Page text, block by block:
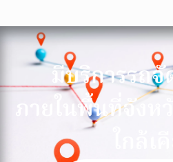
มีบริการรถจั
ภายในพื้นที่จัง